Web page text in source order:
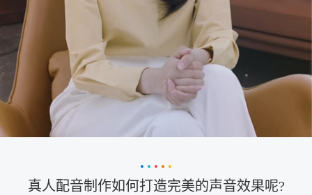
真人配音制作如何打造完美的声音效果呢?